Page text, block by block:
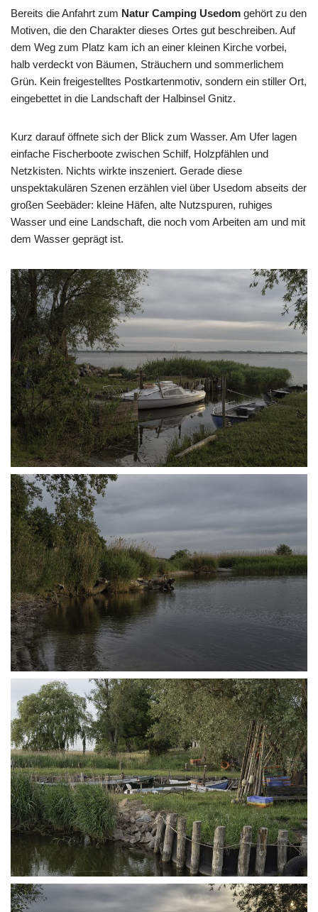
Bereits die Anfahrt zum Natur Camping Usedom gehört zu den
Motiven, die den Charakter dieses Ortes gut beschreiben. Auf
dem Weg zum Platz kam ich an einer kleinen Kirche vorbei,
halb verdeckt von Bäumen, Sträuchern und sommerlichem
Grün. Kein freigestelltes Postkartenmotiv, sondern ein stiller Ort,
eingebettet in die Landschaft der Halbinsel Gnitz.
Kurz darauf öffnete sich der Blick zum Wasser. Am Ufer lagen
einfache Fischerboote zwischen Schilf, Holzpfählen und
Netzkisten. Nichts wirkte inszeniert. Gerade diese
unspektakulären Szenen erzählen viel über Usedom abseits der
großen Seebäder: kleine Häfen, alte Nutzspuren, ruhiges
Wasser und eine Landschaft, die noch vom Arbeiten am und mit
dem Wasser geprägt ist.